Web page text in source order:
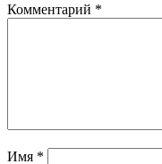
Комментарий *
Имя *